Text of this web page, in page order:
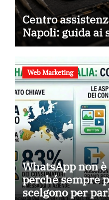
Centro
Napoli: guida
Web Marketing
WhatsApp non
perché sempre
scelgono per